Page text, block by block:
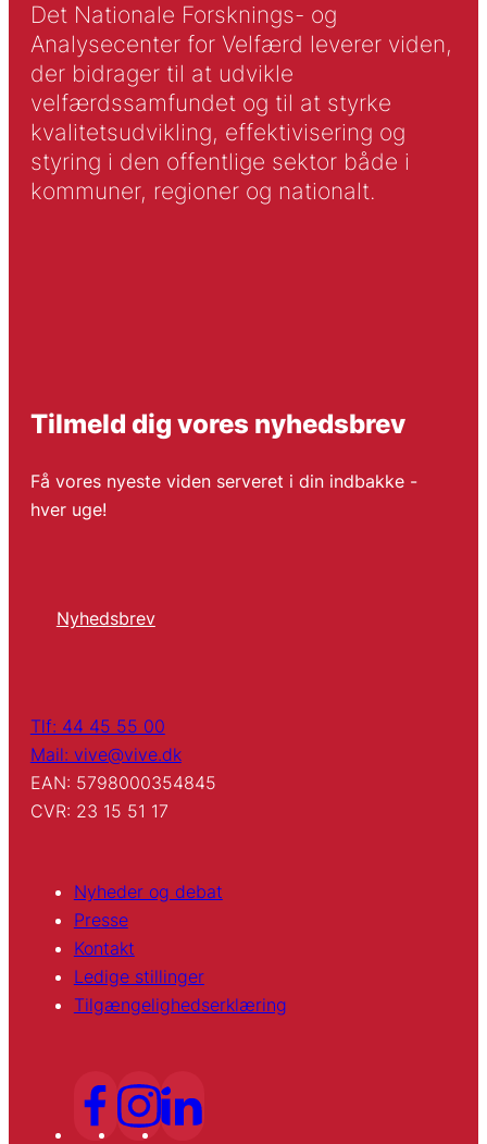
Det Nationale Forsknings- og
Analysecenter for Velfærd leverer viden,
der bidrager til at udvikle
velfærdssamfundet og til at styrke
kvalitetsudvikling, effektivisering og
styring i den offentlige sektor både i
kommuner, regioner og nationalt.
Tilmeld dig vores nyhedsbrev
Få vores nyeste viden serveret i din indbakke -
hver uge!
Nyhedsbrev
Tlf: 44 45 55 00
Mail: vive@vive.dk
EAN: 5798000354845
CVR: 23 15 51 17
Nyheder og debat
Presse
Kontakt
Ledige stillinger
Tilgængelighedserklæring